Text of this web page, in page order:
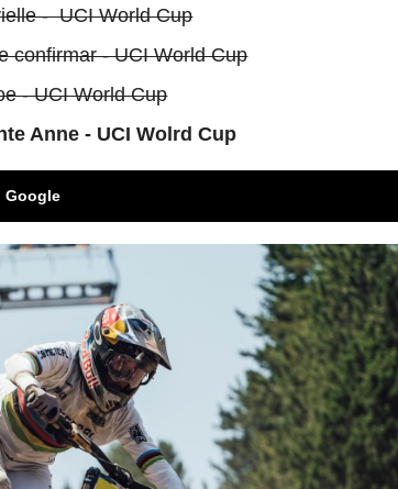
- UCI World Cup
confirmar - UCI World Cup
- UCI World Cup
Anne - UCI Wolrd Cup
Google